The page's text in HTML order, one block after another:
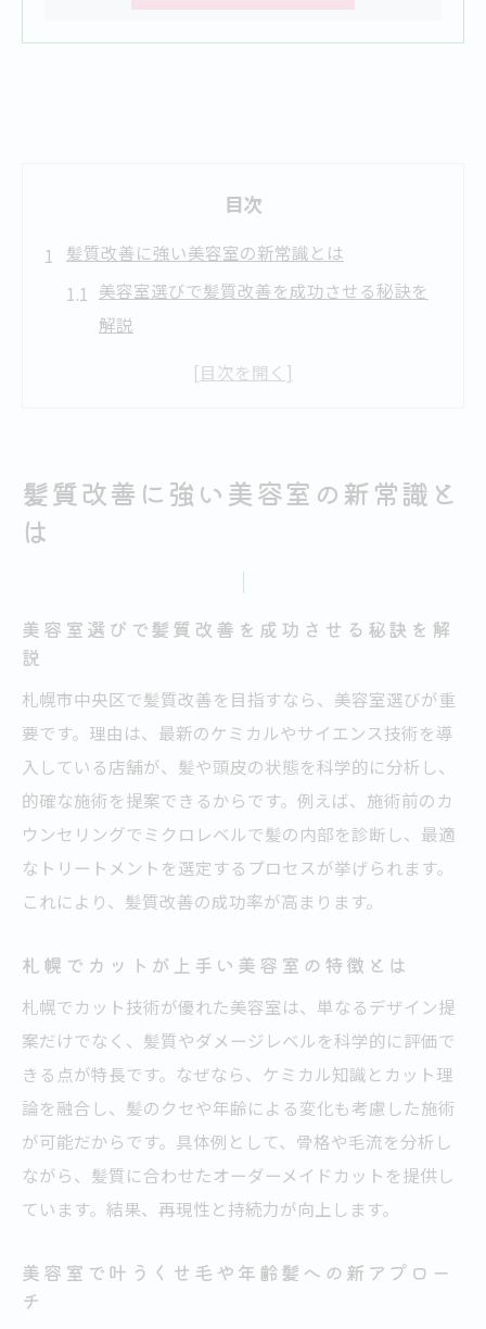
目次
髪質改善に強い美容室の新常識とは
美容室選びで髪質改善を成功させる秘訣を
解説
札幌でカットが上手い美容室の特徴とは
ント
美容室で体験する最新ケミカル技術の効果
科学的ケアで髪の未来を守る美容室の実力
サイエンスを活かした髪質改善美容室の選
び方
美容室で受けるエイジングケアの新常識を
紹介
カットが上手い美容室の科学的アプローチ
ド
今注目される美容室の髪質分析技術
科学的視点からの美容室カウンセリング術
美容室の髪質診断で理想のヘアスタイル実
現
ニック
髪質改善に強い美容室の新常識と
は
美容室選びで髪質改善を成功させる秘訣を解
説
札幌市中央区で髪質改善を目指すなら、美容室選びが重
要です。理由は、最新のケミカルやサイエンス技術を導
入している店舗が、髪や頭皮の状態を科学的に分析し、
的確な施術を提案できるからです。例えば、施術前のカ
ウンセリングでミクロレベルで髪の内部を診断し、最適
なトリートメントを選定するプロセスが挙げられます。
これにより、髪質改善の成功率が高まります。
札幌でカットが上手い美容室の特徴とは
札幌でカット技術が優れた美容室は、単なるデザイン提
案だけでなく、髪質やダメージレベルを科学的に評価で
きる点が特長です。なぜなら、ケミカル知識とカット理
論を融合し、髪のクセや年齢による変化も考慮した施術
が可能だからです。具体例として、骨格や毛流を分析し
ながら、髪質に合わせたオーダーメイドカットを提供し
ています。結果、再現性と持続力が向上します。
美容室で叶うくせ毛や年齢髪への新アプロー
チ